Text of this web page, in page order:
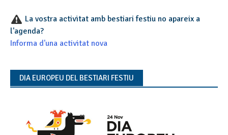
La vostra activitat amb bestiari festiu no apareix a
l'agenda?
Informa d'una activitat nova
DIA EUROPEU DEL BESTIARI FESTIU